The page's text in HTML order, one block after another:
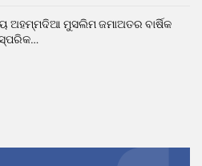
ଅହମ୍ମଦିଆ ମୁସଲିମ ଜମାଅତର ବାର୍ଷିକ